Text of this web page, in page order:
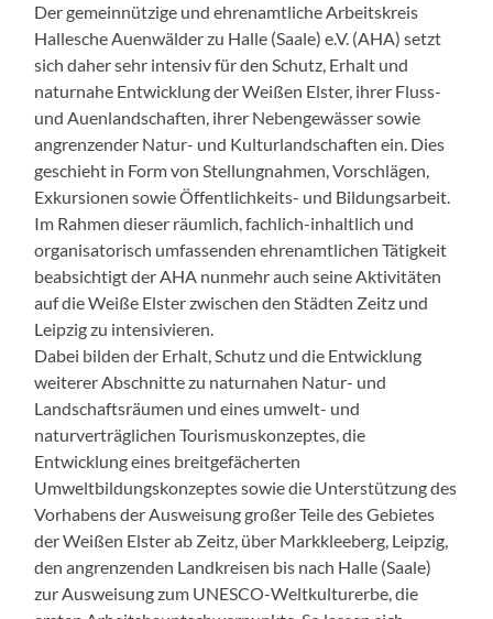
Der gemeinnützige und ehrenamtliche Arbeitskreis
Hallesche Auenwälder zu Halle (Saale) e.V. (AHA) setzt
sich daher sehr intensiv für den Schutz, Erhalt und
naturnahe Entwicklung der Weißen Elster, ihrer Fluss-
und Auenlandschaften, ihrer Nebengewässer sowie
angrenzender Natur- und Kulturlandschaften ein. Dies
geschieht in Form von Stellungnahmen, Vorschlägen,
Exkursionen sowie Öffentlichkeits- und Bildungsarbeit.
Im Rahmen dieser räumlich, fachlich-inhaltlich und
organisatorisch umfassenden ehrenamtlichen Tätigkeit
beabsichtigt der AHA nunmehr auch seine Aktivitäten
auf die Weiße Elster zwischen den Städten Zeitz und
Leipzig zu intensivieren.
Dabei bilden der Erhalt, Schutz und die Entwicklung
weiterer Abschnitte zu naturnahen Natur- und
Landschaftsräumen und eines umwelt- und
naturverträglichen Tourismuskonzeptes, die
Entwicklung eines breitgefächerten
Umweltbildungskonzeptes sowie die Unterstützung des
Vorhabens der Ausweisung großer Teile des Gebietes
der Weißen Elster ab Zeitz, über Markkleeberg, Leipzig,
den angrenzenden Landkreisen bis nach Halle (Saale)
zur Ausweisung zum UNESCO-Weltkulturerbe, die